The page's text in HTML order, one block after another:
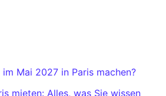
im Mai 2027 in Paris machen?
mieten: Alles, was Sie wissen